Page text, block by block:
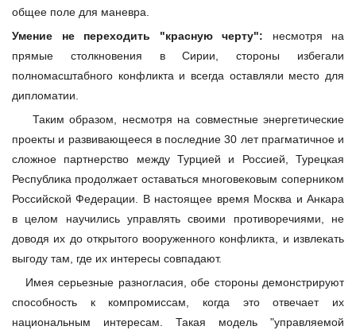
общее поле для маневра.
Умение не переходить "красную черту": несмотря на
прямые столкновения в Сирии, стороны избегали
полномасштабного конфликта и всегда оставляли место для
дипломатии.
Таким образом, несмотря на совместные энергетические
проекты и развивающееся в последние 30 лет прагматичное и
сложное партнерство между Турцией и Россией, Турецкая
Республика продолжает оставаться многовековым соперником
Российской Федерации. В настоящее время Москва и Анкара
в целом научились управлять своими противоречиями, не
доводя их до открытого вооруженного конфликта, и извлекать
выгоду там, где их интересы совпадают.
Имея серьезные разногласия, обе стороны демонстрируют
способность к компромиссам, когда это отвечает их
национальным интересам. Такая модель "управляемой